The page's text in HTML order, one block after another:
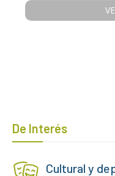
De Interés
Cultural y